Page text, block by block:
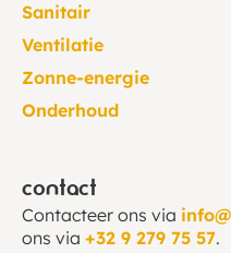
Sanitair
Ventilatie
Zonne-energie
Onderhoud
contact
Contacteer ons via
ons via +32 9 279 75 57.